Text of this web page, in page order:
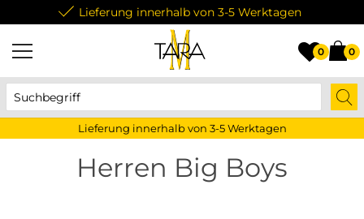
Lieferung innerhalb von 3-5 Werktagen
0 0
Lieferung innerhalb von 3-5 Werktagen
Herren Big Boys